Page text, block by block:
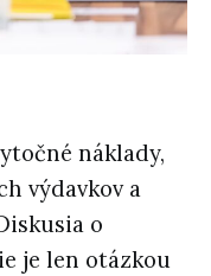
náklady,
výdavkov a
o
je len otázkou